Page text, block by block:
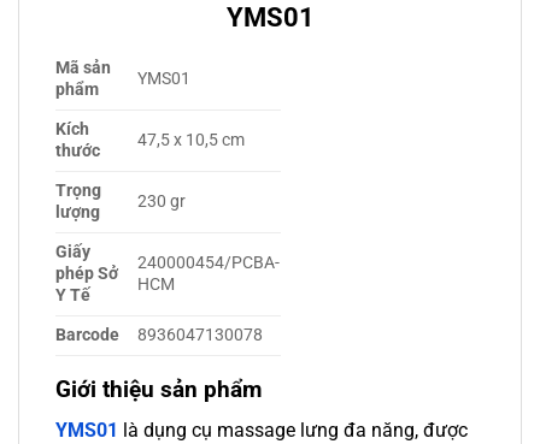
YMS01
Mã sản
phẩm
YMS01
Kích
thước
47,5 x 10,5 cm
Trọng
lượng
230 gr
Giấy
phép Sở
Y Tế
240000454/PCBA-
HCM
Barcode 8936047130078
Giới thiệu sản phẩm
YMS01 là dụng cụ massage lưng đa năng, được